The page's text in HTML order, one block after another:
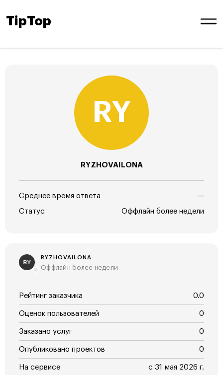
TipTop
RYZHOVAILONA
Среднее время ответа —
Статус Оффлайн более недели
RY
RYZHOVAILONA
Оффлайн более недели
Рейтинг заказчика 0.0
Оценок пользователей 0
Заказано услуг 0
Опубликовано проектов 0
На сервисе с 31 мая 2026 г.